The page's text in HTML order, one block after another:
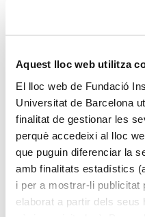
Aquest lloc web utilitza
El lloc web de Fundació
Universitat de Barcelona
finalitat de gestionar les
perquè accedeixi al lloc
que puguin diferenciar la
amb finalitats estadístics
i per a mostrar-li publicitat
elaborat a partir dels seus
Formació de
Salut i